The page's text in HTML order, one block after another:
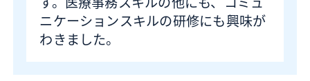
ニケーションスキルの研修にも興味が
わきました。